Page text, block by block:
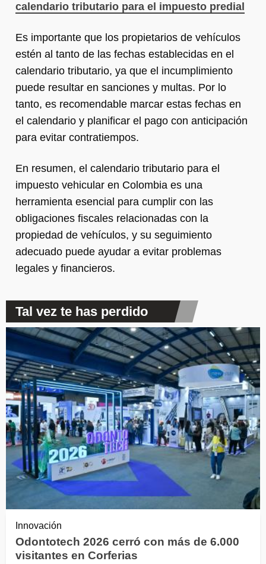
calendario tributario para el impuesto predial
Es importante que los propietarios de vehículos
estén al tanto de las fechas establecidas en el
calendario tributario, ya que el incumplimiento
puede resultar en sanciones y multas. Por lo
tanto, es recomendable marcar estas fechas en
el calendario y planificar el pago con anticipación
para evitar contratiempos.
En resumen, el calendario tributario para el
impuesto vehicular en Colombia es una
herramienta esencial para cumplir con las
obligaciones fiscales relacionadas con la
propiedad de vehículos, y su seguimiento
adecuado puede ayudar a evitar problemas
legales y financieros.
Tal vez te has perdido
Innovación
Odontotech 2026 cerró con más de 6.000
visitantes en Corferias